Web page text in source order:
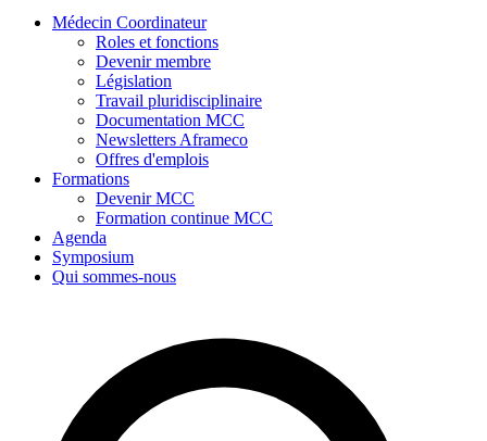
Médecin Coordinateur
Roles et fonctions
Devenir membre
Législation
Travail pluridisciplinaire
Documentation MCC
Newsletters Aframeco
Offres d'emplois
Formations
Devenir MCC
Formation continue MCC
Agenda
Symposium
Qui sommes-nous